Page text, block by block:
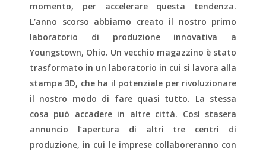
momento, per accelerare questa tendenza.
L’anno scorso abbiamo creato il nostro primo
laboratorio di produzione innovativa a
Youngstown, Ohio. Un vecchio magazzino è stato
trasformato in un laboratorio in cui si lavora alla
stampa 3D, che ha il potenziale per rivoluzionare
il nostro modo di fare quasi tutto. La stessa
cosa può accadere in altre città. Così stasera
annuncio l’apertura di altri tre centri di
produzione, in cui le imprese collaboreranno con